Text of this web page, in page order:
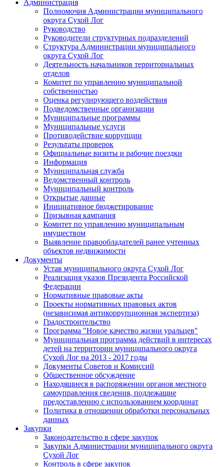
Администрация
Полномочия Администрации муниципального
округа Сухой Лог
Руководство
Руководители структурных подразделений
Структура Администрации муниципального
округа Сухой Лог
Деятельность начальников территориальных
отделов
Комитет по управлению муниципальной
собственностью
Оценка регулирующего воздействия
Подведомственные организации
Муниципальные программы
Муниципальные услуги
Противодействие коррупции
Результаты проверок
Официальные визиты и рабочие поездки
Информация
Муниципальная служба
Ведомственный контроль
Муниципальный контроль
Открытые данные
Инициативное бюджетирование
Призывная кампания
Комитет по управлению муниципальным
имуществом
Выявление правообладателей ранее учтенных
объектов недвижимости
Документы
Устав муниципального округа Сухой Лог
Реализация указов Президента Российской
Федерации
Нормативные правовые акты
Проекты нормативных правовых актов
(независимая антикоррупционная экспертиза)
Градостроительство
Программа "Новое качество жизни уральцев"
Муниципальная программа действий в интересах
детей на территории муниципального округа
Сухой Лог на 2013 - 2017 годы
Документы Советов и Комиссий
Общественное обсуждение
Находящиеся в распоряжении органов местного
самоуправления сведения, подлежащие
предоставлению с использованием координат
Политика в отношении обработки персональных
данных
Закупки
Законодательство в сфере закупок
Закупки Администрации муниципального округа
Сухой Лог
Контроль в сфере закупок